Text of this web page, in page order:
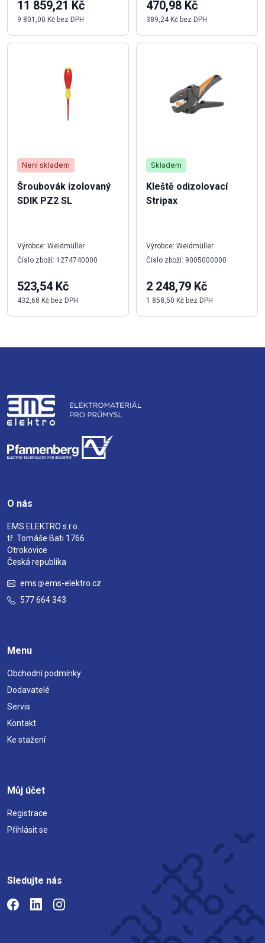
11 859,21 Kč
9 801,00 Kč bez DPH
Není skladem
Šroubovák izolovaný
SDIK PZ2 SL
Výrobce: Weidmüller
Číslo zboží: 1274740000
523,54 Kč
432,68 Kč bez DPH
470,98 Kč
389,24 Kč bez DPH
Skladem
Kleště odizolovací
Stripax
Výrobce: Weidmüller
Číslo zboží: 9005000000
2 248,79 Kč
1 858,50 Kč bez DPH
O nás
EMS ELEKTRO s.r.o.
tř. Tomáše Bati 1766
Otrokovice
Česká republika
ems
ems-elektro.cz
577 664 343
Menu
Obchodní podmínky
Dodavatelé
Servis
Kontakt
Ke stažení
Můj účet
Registrace
Přihlásit se
Sledujte nás